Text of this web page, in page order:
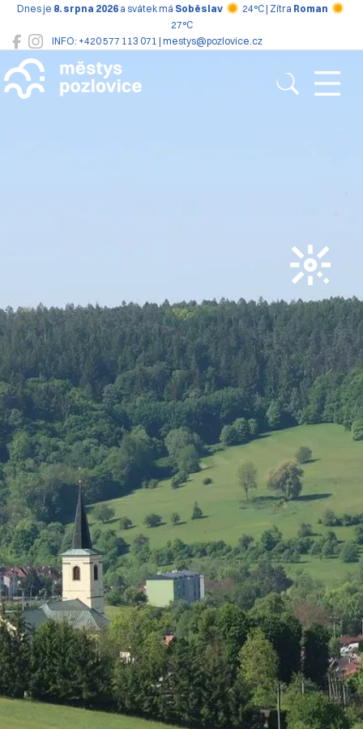
INFO: +420 577 113 071 | mestys@pozlovice.cz
Dnes je 8. srpna 2026 a svátek má Soběslav 24°C | Zítra Roman
27°C
Pozlovice